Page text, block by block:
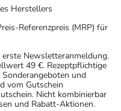
Herstellers
Referenzpreis (MRP) für
Newsletteranmeldung.
49 €. Rezeptpflichtige
und
vom Gutschein
Nicht kombinierbar
und Rabatt-Aktionen.